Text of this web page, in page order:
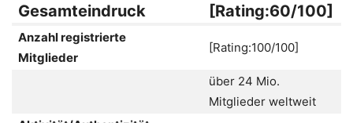
Gesamteindruck [Rating:60/100]
Anzahl registrierte
Mitglieder
[Rating:100/100]
über 24 Mio.
Mitglieder weltweit